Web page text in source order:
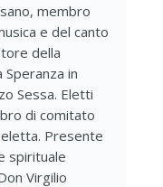
membro
e del canto
della
Speranza in
Sessa. Eletti
di comitato
eletta. Presente
spirituale
Virgilio